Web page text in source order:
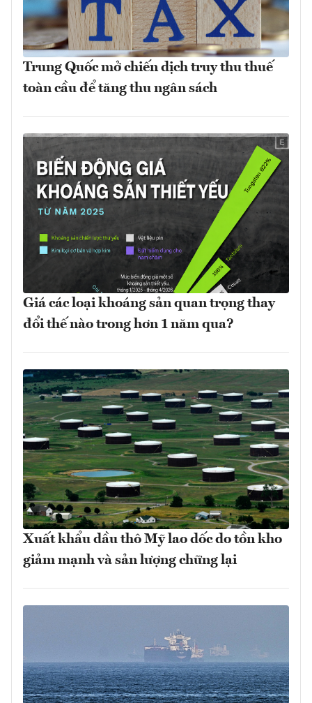
Trung Quốc mở chiến dịch truy thu thuế
toàn cầu để tăng thu ngân sách
Giá các loại khoáng sản quan trọng thay
đổi thế nào trong hơn 1 năm qua?
Xuất khẩu dầu thô Mỹ lao dốc do tồn kho
giảm mạnh và sản lượng chững lại